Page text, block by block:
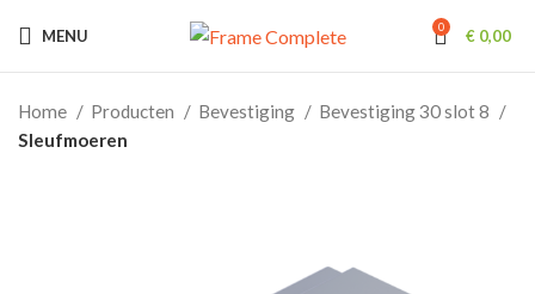
MENU 0 € 0,00
Home Producten Bevestiging
Bevestiging 30 slot 8
Sleufmoeren